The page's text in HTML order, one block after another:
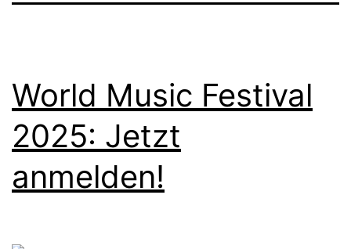
World Music Festival
2025: Jetzt
anmelden!